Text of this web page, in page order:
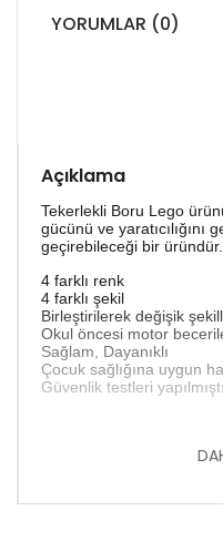
YORUMLAR (0)
Açıklama
Tekerlekli Boru Lego
gücünü ve yaratıcılığını
geçirebileceği bir üründür.
4 farklı renk
4 farklı şekil
Birleştirilerek değişik
Okul öncesi motor
Sağlam, Dayanıklı
Çocuk sağlığına uygun
Güvenlik testleri